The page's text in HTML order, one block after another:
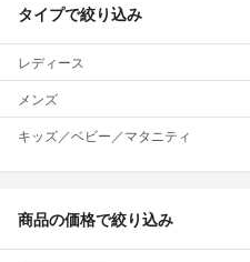
タイプで絞り込み
レディース
メンズ
キッズ／ベビー／マタニティ
商品の価格で絞り込み